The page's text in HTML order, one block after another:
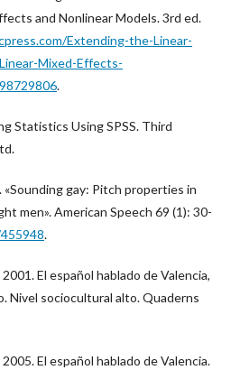
and Nonlinear Models. 3rd ed.
Extending-the-Linear-
Mixed-Effects-
.
Statistics Using SPSS. Third
«Sounding gay: Pitch properties in
men». American Speech 69 (1): 30-
.
El español hablado de Valencia,
Nivel sociocultural alto. Quaderns
El español hablado de Valencia.